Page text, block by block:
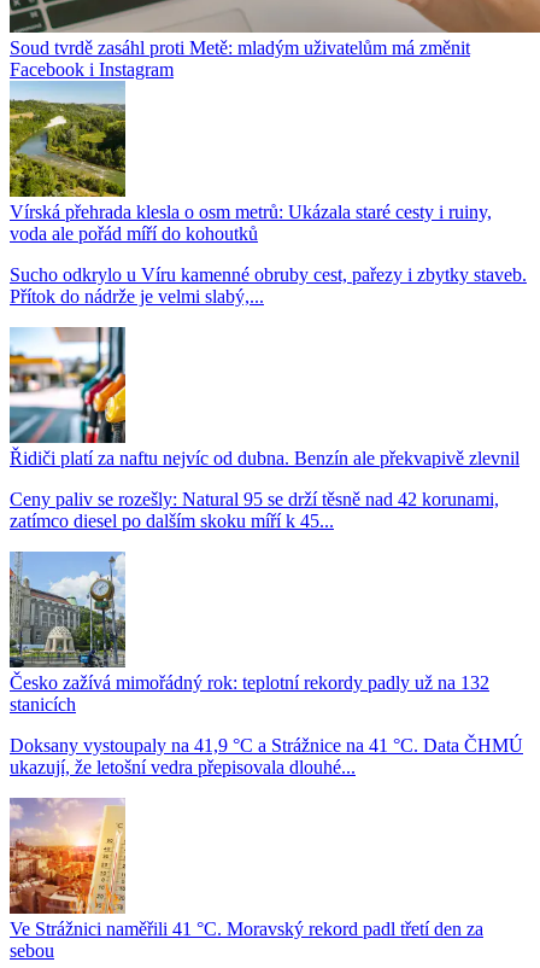
Soud tvrdě zasáhl proti Metě: mladým uživatelům má změnit
Facebook i Instagram
Vírská přehrada klesla o osm metrů: Ukázala staré cesty i ruiny,
voda ale pořád míří do kohoutků
Sucho odkrylo u Víru kamenné obruby cest, pařezy i zbytky staveb.
Přítok do nádrže je velmi slabý,...
Řidiči platí za naftu nejvíc od dubna. Benzín ale překvapivě zlevnil
Ceny paliv se rozešly: Natural 95 se drží těsně nad 42 korunami,
zatímco diesel po dalším skoku míří k 45...
Česko zažívá mimořádný rok: teplotní rekordy padly už na 132
stanicích
Doksany vystoupaly na 41,9 °C a Strážnice na 41 °C. Data ČHMÚ
ukazují, že letošní vedra přepisovala dlouhé...
Ve Strážnici naměřili 41 °C. Moravský rekord padl třetí den za
sebou